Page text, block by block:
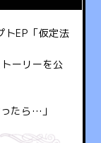
EP「仮定法
ーリーを公
たら…」